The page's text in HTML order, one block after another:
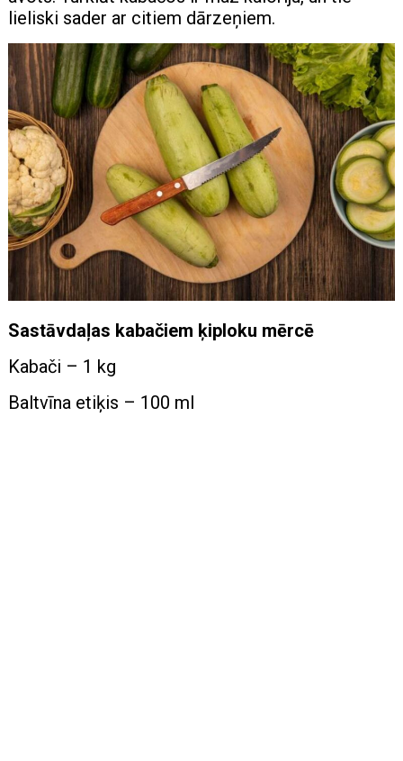
lieliski sader ar citiem dārzeņiem.
Sastāvdaļas kabačiem ķiploku mērcē
Kabači – 1 kg
Baltvīna etiķis – 100 ml